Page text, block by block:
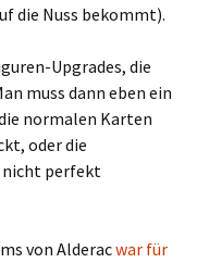
die Nuss bekommt).
Upgrades, die
muss dann eben ein
normalen Karten
oder die
perfekt
von Alderacwar für